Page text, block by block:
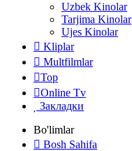
Uzbek Kinolar
Tarjima Kinolar
Ujes Kinolar
Kliplar
Multfilmlar
Top
Online Tv
Закладки
Bo'limlar
Bosh Sahifa